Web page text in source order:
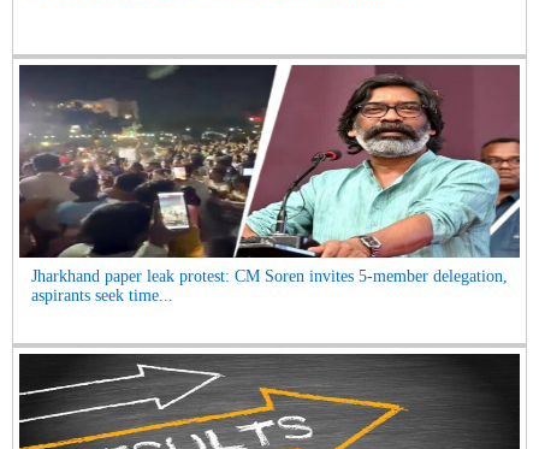
Jharkhand paper leak protest: CM Soren invites 5-member delegation,
aspirants seek time...